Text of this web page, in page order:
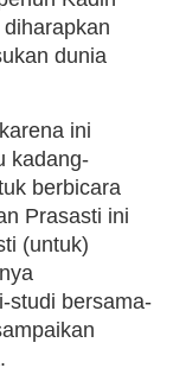
dunia
ini
kadang-
berbicara
Prasasti ini
(untuk)
studi bersama-